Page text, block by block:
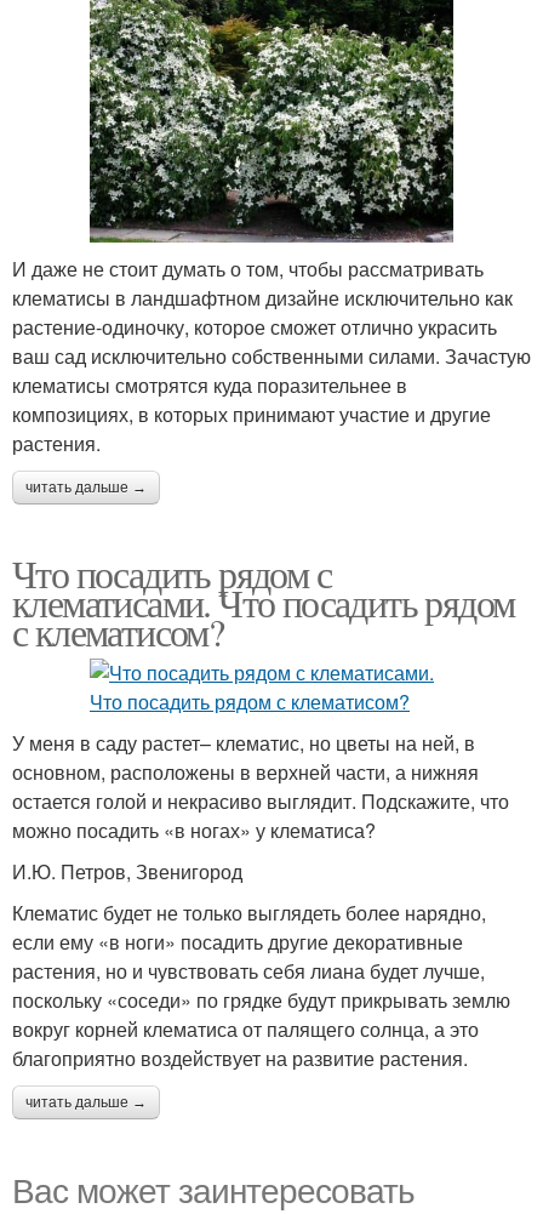
Клематисы на беседках Клематисы на шпалере
Клематис на дереве Клематисы в дизайне
Клематисы на опоре Клематисы на кустах
Клематисы на клумбе Опор для клематиса
И даже не стоит думать о том, чтобы рассматривать
клематисы в ландшафтном дизайне исключительно как
растение-одиночку, которое сможет отлично украсить
ваш сад исключительно собственными силами. Зачастую
клематисы смотрятся куда поразительнее в
композициях, в которых принимают участие и другие
растения.
читать дальше →
Что посадить рядом с
клематисами. Что посадить рядом
с клематисом?
У меня в саду растет– клематис, но цветы на ней, в
основном, расположены в верхней части, а нижняя
остается голой и некрасиво выглядит. Подскажите, что
можно посадить «в ногах» у клематиса?
И.Ю. Петров, Звенигород
Клематис будет не только выглядеть более нарядно,
если ему «в ноги» посадить другие декоративные
растения, но и чувствовать себя лиана будет лучше,
поскольку «соседи» по грядке будут прикрывать землю
вокруг корней клематиса от палящего солнца, а это
благоприятно воздействует на развитие растения.
читать дальше →
Вас может заинтересовать